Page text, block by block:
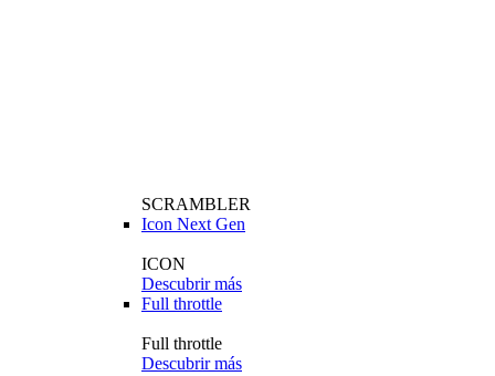
SCRAMBLER
Icon Next Gen
ICON
Descubrir más
Full throttle
Full throttle
Descubrir más